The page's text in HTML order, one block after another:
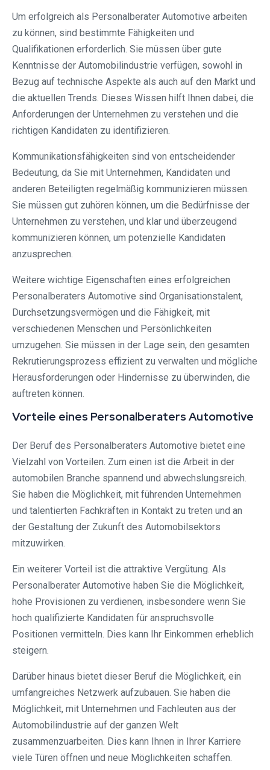
Um erfolgreich als Personalberater Automotive arbeiten
zu können, sind bestimmte Fähigkeiten und
Qualifikationen erforderlich. Sie müssen über gute
Kenntnisse der Automobilindustrie verfügen, sowohl in
Bezug auf technische Aspekte als auch auf den Markt und
die aktuellen Trends. Dieses Wissen hilft Ihnen dabei, die
Anforderungen der Unternehmen zu verstehen und die
richtigen Kandidaten zu identifizieren.
Kommunikationsfähigkeiten sind von entscheidender
Bedeutung, da Sie mit Unternehmen, Kandidaten und
anderen Beteiligten regelmäßig kommunizieren müssen.
Sie müssen gut zuhören können, um die Bedürfnisse der
Unternehmen zu verstehen, und klar und überzeugend
kommunizieren können, um potenzielle Kandidaten
anzusprechen.
Weitere wichtige Eigenschaften eines erfolgreichen
Personalberaters Automotive sind Organisationstalent,
Durchsetzungsvermögen und die Fähigkeit, mit
verschiedenen Menschen und Persönlichkeiten
umzugehen. Sie müssen in der Lage sein, den gesamten
Rekrutierungsprozess effizient zu verwalten und mögliche
Herausforderungen oder Hindernisse zu überwinden, die
auftreten können.
Vorteile eines Personalberaters Automotive
Der Beruf des Personalberaters Automotive bietet eine
Vielzahl von Vorteilen. Zum einen ist die Arbeit in der
automobilen Branche spannend und abwechslungsreich.
Sie haben die Möglichkeit, mit führenden Unternehmen
und talentierten Fachkräften in Kontakt zu treten und an
der Gestaltung der Zukunft des Automobilsektors
mitzuwirken.
Ein weiterer Vorteil ist die attraktive Vergütung. Als
Personalberater Automotive haben Sie die Möglichkeit,
hohe Provisionen zu verdienen, insbesondere wenn Sie
hoch qualifizierte Kandidaten für anspruchsvolle
Positionen vermitteln. Dies kann Ihr Einkommen erheblich
steigern.
Darüber hinaus bietet dieser Beruf die Möglichkeit, ein
umfangreiches Netzwerk aufzubauen. Sie haben die
Möglichkeit, mit Unternehmen und Fachleuten aus der
Automobilindustrie auf der ganzen Welt
zusammenzuarbeiten. Dies kann Ihnen in Ihrer Karriere
viele Türen öffnen und neue Möglichkeiten schaffen.